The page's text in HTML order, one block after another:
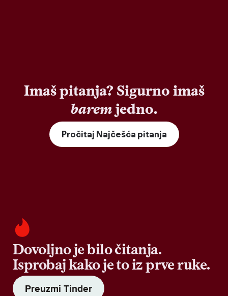
Imaš pitanja? Sigurno imaš
baremjedno.
Pročitaj Najčešća pitanja
Dovoljno je bilo čitanja.
Isprobaj kako je to iz prve ruke.
Preuzmi Tinder